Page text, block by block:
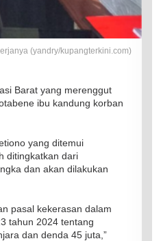
(yandry/kupangterkini.com)
Barat yang merenggut
ibu kandung korban
yang ditemui
ditingkatkan dari
dan akan dilakukan
pasal kekerasan dalam
tahun 2024 tentang
dan denda 45 juta,”